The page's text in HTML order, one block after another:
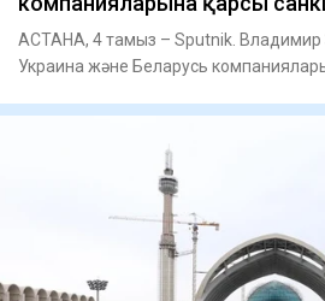
АСТАНА, 4 тамыз – Sputnik. Владимир
Украина және Беларусь